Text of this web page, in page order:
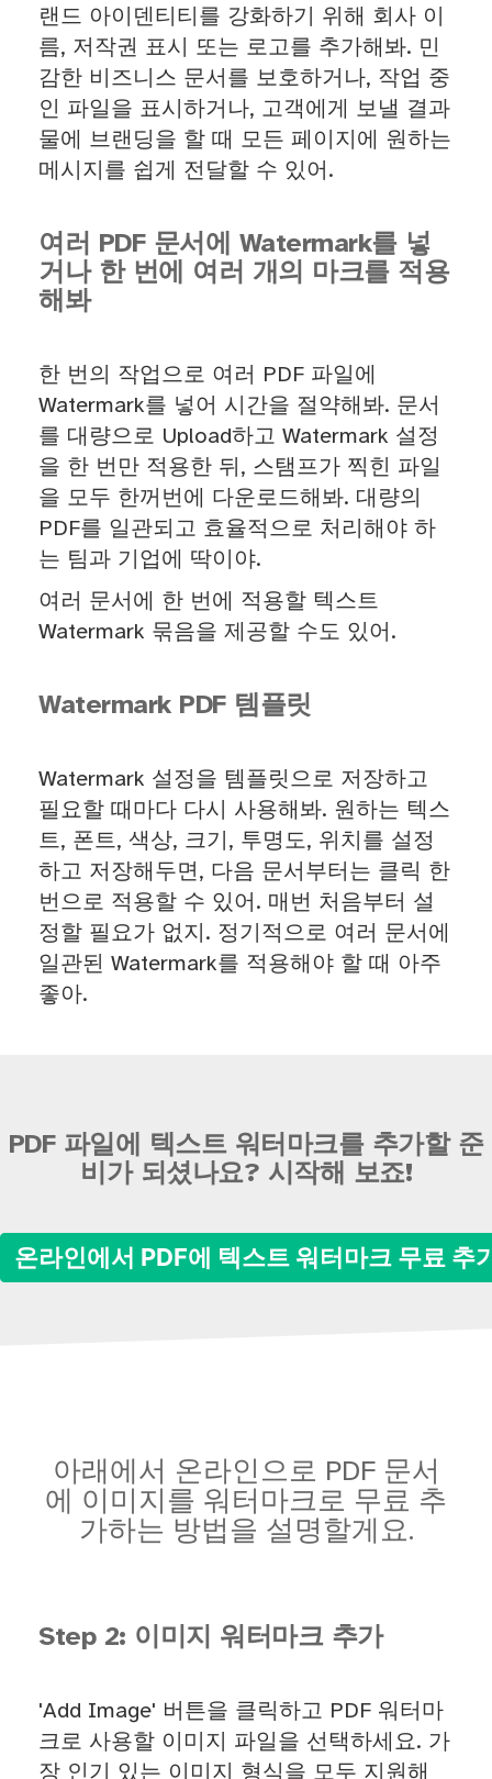
랜드 아이덴티티를 강화하기 위해 회사 이
름, 저작권 표시 또는 로고를 추가해봐. 민
감한 비즈니스 문서를 보호하거나, 작업 중
인 파일을 표시하거나, 고객에게 보낼 결과
물에 브랜딩을 할 때 모든 페이지에 원하는
메시지를 쉽게 전달할 수 있어.
여러 PDF 문서에 Watermark를 넣
거나 한 번에 여러 개의 마크를 적용
해봐
한 번의 작업으로 여러 PDF 파일에
Watermark를 넣어 시간을 절약해봐. 문서
를 대량으로 Upload하고 Watermark 설정
을 한 번만 적용한 뒤, 스탬프가 찍힌 파일
을 모두 한꺼번에 다운로드해봐. 대량의
PDF를 일관되고 효율적으로 처리해야 하
는 팀과 기업에 딱이야.
여러 문서에 한 번에 적용할 텍스트
Watermark 묶음을 제공할 수도 있어.
Watermark PDF 템플릿
Watermark 설정을 템플릿으로 저장하고
필요할 때마다 다시 사용해봐. 원하는 텍스
트, 폰트, 색상, 크기, 투명도, 위치를 설정
하고 저장해두면, 다음 문서부터는 클릭 한
번으로 적용할 수 있어. 매번 처음부터 설
정할 필요가 없지. 정기적으로 여러 문서에
일관된 Watermark를 적용해야 할 때 아주
좋아.
PDF 파일에 텍스트 워터마크를 추가할 준
비가 되셨나요? 시작해 보죠!
온라인에서 PDF에 텍스트 워터마크 무료 추
아래에서 온라인으로 PDF 문서
에 이미지를 워터마크로 무료 추
가하는 방법을 설명할게요.
Step 2: 이미지 워터마크 추가
'Add Image' 버튼을 클릭하고 PDF 워터마
크로 사용할 이미지 파일을 선택하세요. 가
장 인기 있는 이미지 형식을 모두 지원해